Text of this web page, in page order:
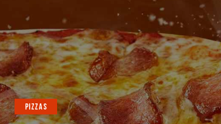
PIZZAS